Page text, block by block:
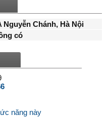
Nguyễn Chánh, Hà Nội
có
năng này